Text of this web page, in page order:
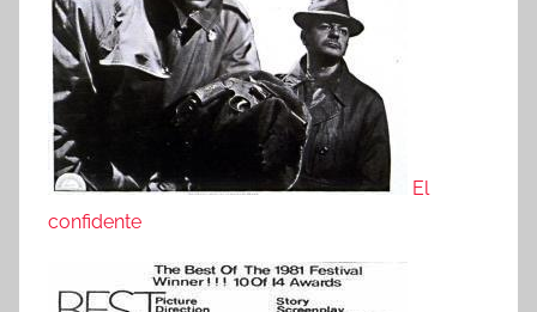
El
confidente